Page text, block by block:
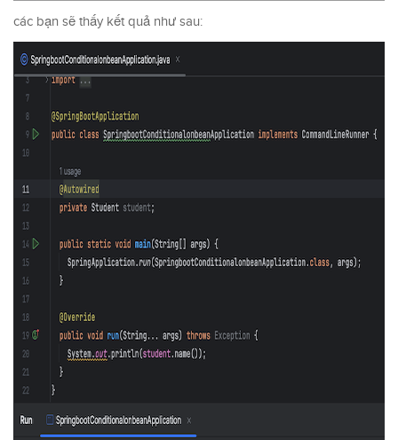
các bạn sẽ thấy kết quả như sau: